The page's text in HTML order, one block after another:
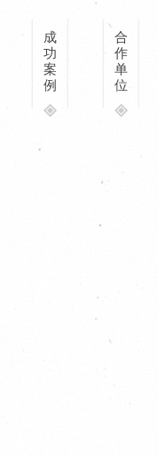
成
功
案
例
合
作
单
位